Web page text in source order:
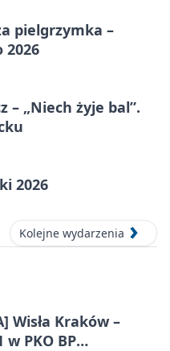
pielgrzymka –
2026
– „Niech żyje bal”.
2026
Kolejne wydarzenia
Wisła Kraków –
w PKO BP